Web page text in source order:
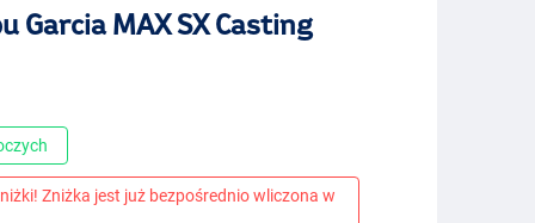
Garcia MAX SX Casting
Zniżka jest już bezpośrednio wliczona w